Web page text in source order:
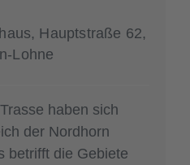
Hauptstraße 62,
Lohne
haben sich
der Nordhorn
betrifft die Gebiete